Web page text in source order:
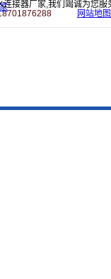
接器厂家,我们竭诚为您服
网站地图